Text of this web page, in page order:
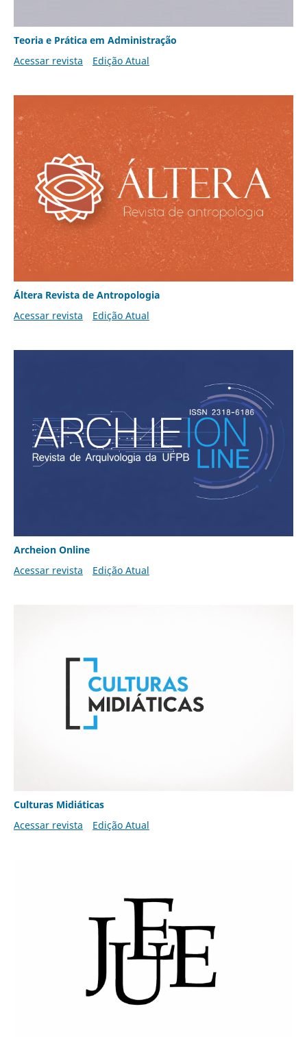
Teoria e Prática em Administração
Acessar revista
Edição Atual
Áltera Revista de Antropologia
Acessar revista
Edição Atual
Archeion Online
Acessar revista
Edição Atual
Culturas Midiáticas
Acessar revista
Edição Atual